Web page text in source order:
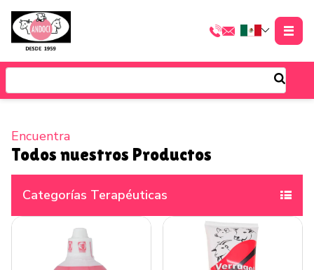
Encuentra
Todos nuestros Productos
Categorías Terapéuticas